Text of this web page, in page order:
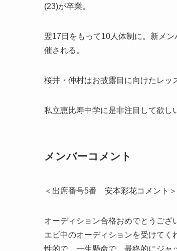
(23)が卒業。
翌17日をもって10人体制に。新メ
催される。
桜井・仲村はお披露目に向けたレッ
私立恵比寿中学に是非注目して欲し
メンバーコメント
＜出席番号5番 安本彩花コメント＞
オーディション合格おめでとうござ
エビ中のオーディションを受けて
性的で、一生懸命で、最終的にジャ